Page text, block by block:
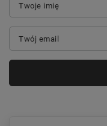
Twoje imię
Twój email